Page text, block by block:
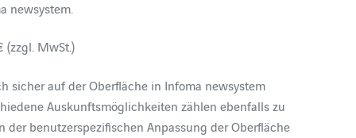
newsystem.
(zzgl. MwSt.)
sicher auf der Oberfläche in Infoma newsystem
Auskunftsmöglichkeiten zählen ebenfalls zu
benutzerspezifischen Anpassung der Oberfläche